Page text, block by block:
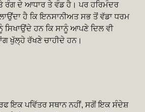
ਰੰਗ ਦੇ ਆਧਾਰ ਤੇ ਵੰਡ ਹੈ। ਪਰ ਹਰਿਮੰਦਰ
ਹੈ ਕਿ ਇਨਸਾਨੀਅਤ ਸਭ ਤੋਂ ਵੱਡਾ ਧਰਮ
ਸਿਖਾਉਂਦੇ ਹਨ ਕਿ ਸਾਨੂੰ ਆਪਣੇ ਦਿਲ ਵੀ
ਖੁੱਲ੍ਹੇ ਰੱਖਣੇ ਚਾਹੀਦੇ ਹਨ।
ਇਕ ਪਵਿੱਤਰ ਸਥਾਨ ਨਹੀਂ, ਸਗੋਂ ਇਕ ਸੰਦੇਸ਼